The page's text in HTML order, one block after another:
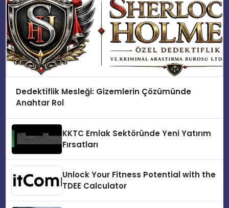
Dedektiflik Mesleği: Gizemlerin Çözümünde
Anahtar Rol
KKTC Emlak Sektöründe Yeni Yatırım
Fırsatları
Unlock Your Fitness Potential with the
TDEE Calculator